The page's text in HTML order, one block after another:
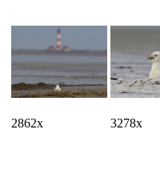
2862x 3278x